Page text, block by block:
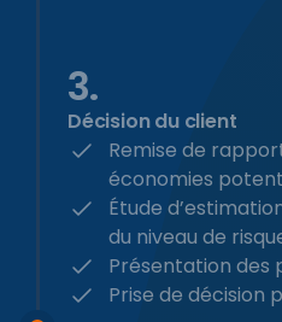
3.
Décision du client
Remise de
économies
Étude
du niveau de
Présentation des
Prise de décision